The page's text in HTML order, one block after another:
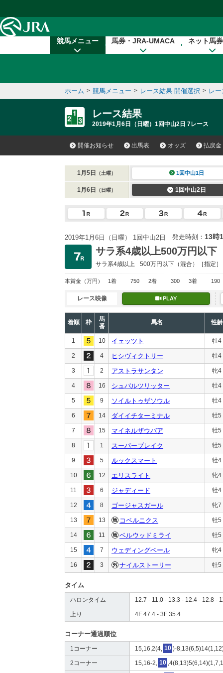
競馬メニュー 馬券・JRA-UMACA ネット馬
ホーム > 競馬メニュー > レース結果 開催選択 > レ
レース結果
2019年1月6日（日曜）1回中山2日 7レース
開催お知らせ 出馬表 オッズ 払戻金
1月5日 （土曜） 1回中山1日
1月6日 （日曜） 1回中山2日
2019年1月6日（日曜） 1回中山2日 発走時刻： 13時
サラ系4歳以上500万円以下
サラ系4歳以上 500万円以下 （混合）［指定］
本賞金 （万円） 1着 750 2着 300 3着 190
レース映像 PLAY
着順 枠
馬
番
馬名 性齢
1 10 イェッツト 牡4
2 4 ヒシヴィクトリー 牡4
3 2 アストラサンタン 牝4
4 16 シュバルツリッター 牡4
5 9 ソイルトゥザソウル 牡4
6 14 ダイイチターミナル 牡5
7 15 マイネルザウバア 牡5
8 1 スーパーブレイク 牡5
9 5 ルックスマート 牡4
10 12 エリスライト 牝4
11 6 ジャディード 牡4
12 8 ゴージャスガール 牝7
13 13 コペルニクス 牡5
14 11 ベルウッドミライ 牡5
15 7 ウェディングベール 牝4
16 3 ナイルストーリー 牡5
タイム
ハロンタイム 12.7 - 11.0 - 13.3 - 12.4 - 12.8 -
上り 4F 47.4 - 3F 35.4
コーナー通過順位
1コーナー 15,16,2(4, 10 )-
2コーナー 15,16-2, 10